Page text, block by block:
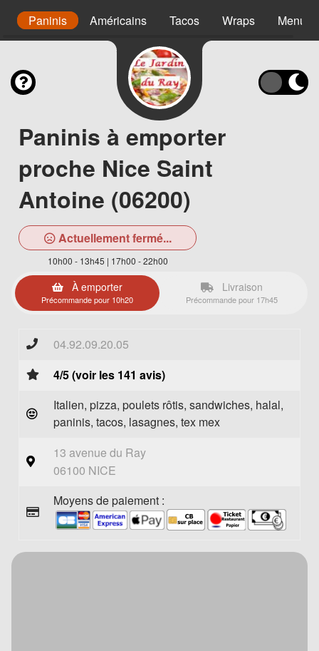
Paninis Américains Tacos Wraps Menu
Paninis à emporter
proche Nice Saint
Antoine (06200)
Actuellement fermé...
10h00 - 13h45 | 17h00 - 22h00
À emporter
Précommande pour 10h20
Livraison
Précommande pour 17h45
04.92.09.20.05
4/5 (voir les 141 avis)
Italien, pizza, poulets rôtis, sandwiches, halal,
paninis, tacos, lasagnes, tex mex
13 avenue du Ray
06100 NICE
Moyens de paiement :